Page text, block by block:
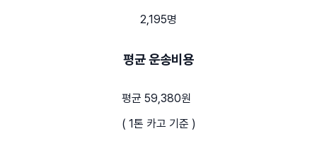
2,195명
평균 운송비용
평균 59,380원
( 1톤 카고 기준 )